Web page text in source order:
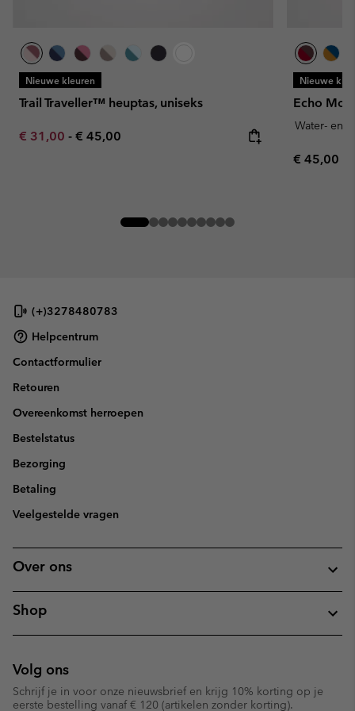
Nieuwe kleuren
Trail Traveller™ heuptas, uniseks
Minimum sale price:
€ 31,00 - Maximum price:
€ 45,00
Nieuwe
Echo
Water- en
Regular
€ 45,00
(+)3278480783
Helpcentrum
Contactformulier
Retouren
Overeenkomst herroepen
Bestelstatus
Bezorging
Betaling
Veelgestelde vragen
Over ons
Shop
Volg ons
Schrijf je in voor onze nieuwsbrief en krijg 10% korting op je
eerste bestelling vanaf € 120 (artikelen zonder korting).